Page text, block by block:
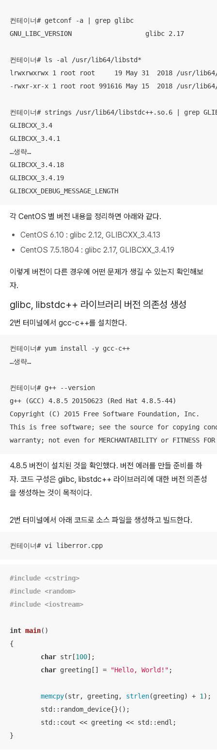
컨테이너# getconf -a | grep glibc
GNU_LIBC_VERSION                   glibc 2.17
컨테이너# ls -al /usr/lib64/libstd*
lrwxrwxrwx 1 root root     19 May 31  2018 /usr/
-rwxr-xr-x 1 root root 991616 May 15  2018 /usr/
컨테이너# strings /usr/lib64/libstdc++.so.6 | grep
GLIBCXX_3.4
GLIBCXX_3.4.1
…생략…
GLIBCXX_3.4.18
GLIBCXX_3.4.19
GLIBCXX_DEBUG_MESSAGE_LENGTH
각 CentOS 별 버전 내용을 정리하면 아래와 같다.
CentOS 6.10 : glibc 2.12, GLIBCXX_3.4.13
CentOS 7.5.1804 : glibc 2.17, GLIBCXX_3.4.19
이렇게 버전이 다른 경우에 어떤 문제가 생길 수 있는지 확인해보
자.
glibc, libstdc++ 라이브러리 버전 의존성 생성
2번 터미널에서 gcc-c++를 설치한다.
컨테이너# yum install -y gcc-c++
…생략…
컨테이너# g++ --version
g++ (GCC) 4.8.5 20150623 (Red Hat 4.8.5-44)
Copyright (C) 2015 Free Software Foundation, Inc.
This is free software; see the source for copying
warranty; not even for MERCHANTABILITY or FITNESS FOR A
4.8.5 버전이 설치된 것을 확인했다. 버전 에러를 만들 준비를 하
자. 코드 구성은 glibc, libstdc++ 라이브러리에 대한 버전 의존성
을 생성하는 것이 목적이다.
2번 터미널에서 아래 코드로 소스 파일을 생성하고 빌드한다.
컨테이너# vi liberror.cpp
#include <cstring>
#include <random>
#include <iostream>
int main()
{
char str[100];
char greeting[] = "Hello, World!" ;
memcpy(str, greeting, strlen(greeting) + 1 );
}